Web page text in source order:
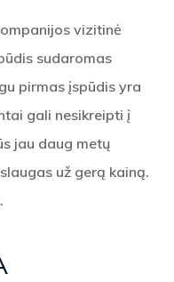
vizitinė
sudaromas
pirmas įspūdis yra
gali nesikreipti į
jau daug metų
už gerą kainą.